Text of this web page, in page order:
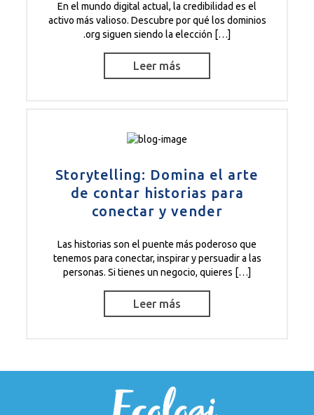
En el mundo digital actual, la credibilidad es el
activo más valioso. Descubre por qué los dominios
.org siguen siendo la elección […]
Leer más
Storytelling: Domina el arte
de contar historias para
conectar y vender
Las historias son el puente más poderoso que
tenemos para conectar, inspirar y persuadir a las
personas. Si tienes un negocio, quieres […]
Leer más